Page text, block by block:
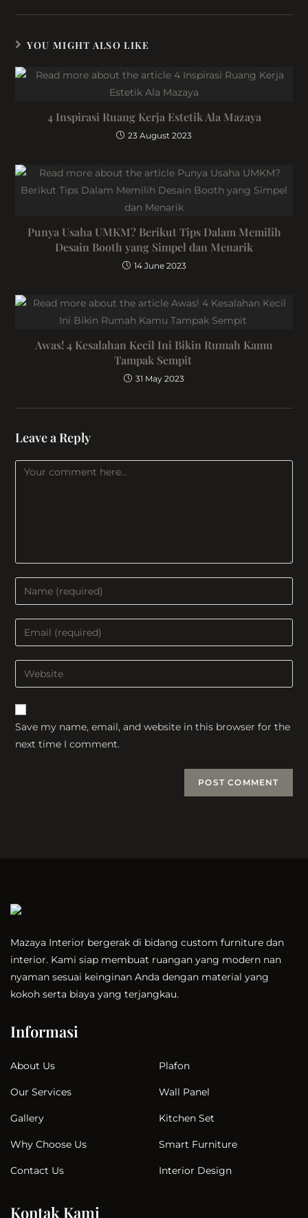
YOU MIGHT ALSO LIKE
4 Inspirasi Ruang Kerja Estetik Ala Mazaya
23 August 2023
Punya Usaha UMKM? Berikut Tips Dalam Memilih
Desain Booth yang Simpel dan Menarik
14 June 2023
Awas! 4 Kesalahan Kecil Ini Bikin Rumah Kamu
Tampak Sempit
31 May 2023
Leave a Reply
Comment
Enter
your
name
or
to
comment
Enter
your
email
address
comment
Enter
your
website
Save my name, email, and website in this browser for the
next time I comment.
Mazaya Interior bergerak di bidang custom furniture dan
interior. Kami siap membuat ruangan yang modern nan
nyaman sesuai keinginan Anda dengan material yang
kokoh serta biaya yang terjangkau.
Informasi
About Us
Our Services
Gallery
Why Choose Us
Contact Us
Plafon
Wall Panel
Kitchen Set
Smart Furniture
Interior Design
Kontak Kami